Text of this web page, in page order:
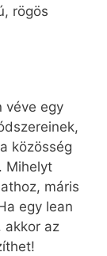
rögös
véve egy
közösség
Mihelyt
máris
egy lean
akkor az